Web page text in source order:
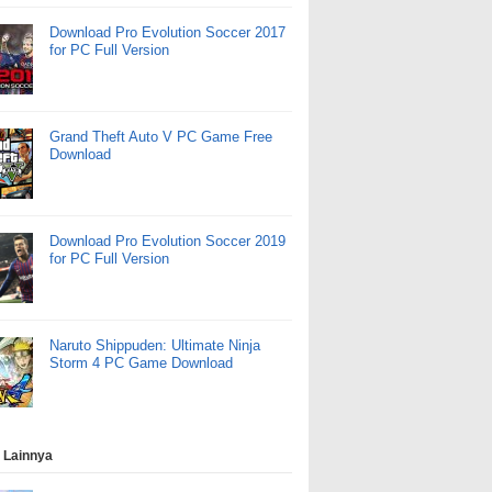
Download Pro Evolution Soccer 2017
for PC Full Version
Grand Theft Auto V PC Game Free
Download
Download Pro Evolution Soccer 2019
for PC Full Version
Naruto Shippuden: Ultimate Ninja
Storm 4 PC Game Download
Lainnya